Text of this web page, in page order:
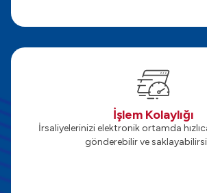
İşlem Kolaylığı
İrsaliyelerinizi elektronik ortamda
gönderebilir ve